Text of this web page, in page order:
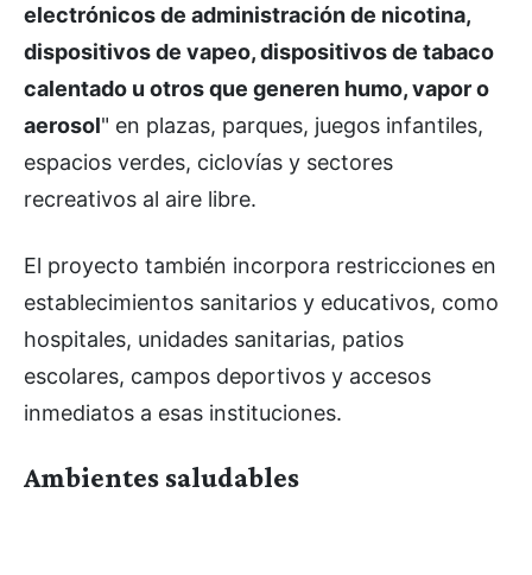
electrónicos de administración de nicotina,
dispositivos de vapeo, dispositivos de tabaco
calentado u otros que generen humo, vapor o
aerosol" en plazas, parques, juegos infantiles,
espacios verdes, ciclovías y sectores
recreativos al aire libre.
El proyecto también incorpora restricciones en
establecimientos sanitarios y educativos, como
hospitales, unidades sanitarias, patios
escolares, campos deportivos y accesos
inmediatos a esas instituciones.
Ambientes saludables